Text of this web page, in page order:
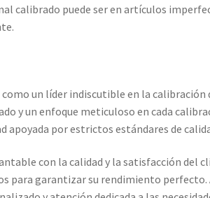
calibrado puede ser en artículos
un líder indiscutible en la
y un enfoque meticuloso en cada
apoyada por estrictos estándares de
con la calidad y la satisfacción del
para garantizar su rendimiento